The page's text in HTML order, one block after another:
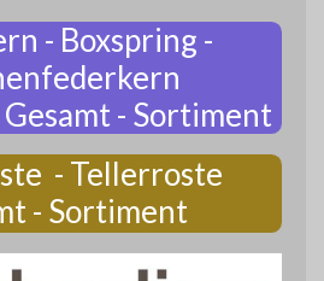
- Boxspring -
- Sortiment
- Tellerroste
- Sortiment